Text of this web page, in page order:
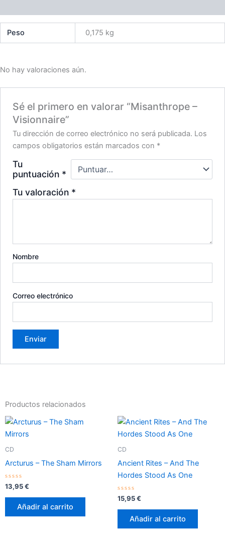
Peso 0,175 kg
No hay valoraciones aún.
Sé el primero en valorar “Misanthrope –
Visionnaire”
Tu dirección de correo electrónico no será publicada. Los
campos obligatorios están marcados con *
Tu
puntuación *
Tu valoración *
Nombre
Correo electrónico
Productos relacionados
CD
Arcturus – The Sham Mirrors
Valorado
con
0
13,95€
Añadir al carrito
CD
Ancient Rites – And The
Hordes Stood As One
Valorado
con
0
15,95€
Añadir al carrito